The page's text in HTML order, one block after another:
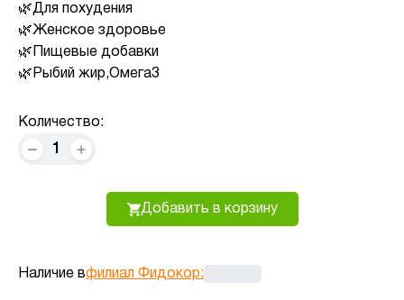
Для похудения
Женское здоровье
Пищевые добавки
Рыбий жир,Омега3
Количество:
1
Добавить в корзину
Наличие вфилиал Фидокор: